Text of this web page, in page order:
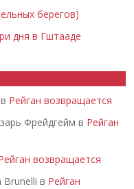
берегов)
дня в Гштааде
Рейган возвращается
Фрейдгейм в Рейган
возвращается
Brunelli в Рейган